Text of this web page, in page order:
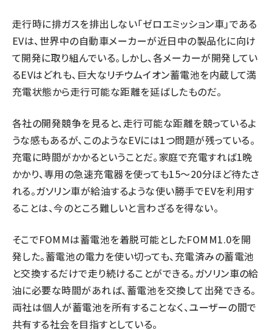
走行時に排ガスを排出しない「ゼロエミッション車」である
EVは、世界中の自動車メーカーが近日中の製品化に向け
て開発に取り組んでいる。しかし、各メーカーが開発してい
るEVはどれも、巨大なリチウムイオン蓄電池を内蔵して満
充電状態から走行可能な距離を延ばしたものだ。
各社の開発競争を見ると、走行可能な距離を競っているよ
うな感もあるが、このようなEVには1つ問題が残っている。
充電に時間がかかるということだ。家庭で充電すれば1晩
かかり、専用の急速充電器を使っても15～20分ほど待たさ
れる。ガソリン車が給油するような使い勝手でEVを利用す
ることは、今のところ難しいと言わざるを得ない。
そこでFOMMは蓄電池を着脱可能としたFOMM1.0を開
発した。蓄電池の電力を使い切っても、充電済みの蓄電池
と交換するだけで走り続けることができる。ガソリン車の給
油に必要な時間があれば、蓄電池を交換して出発できる。
両社は個人が蓄電池を所有することなく、ユーザーの間で
共有する社会を目指すとしている。